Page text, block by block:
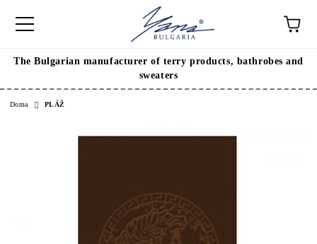
The Bulgarian manufacturer of terry products, bathrobes and
sweaters
Doma PLÁŽ